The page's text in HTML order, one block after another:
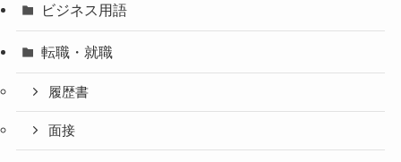
ビジネス用語
転職・就職
履歴書
面接